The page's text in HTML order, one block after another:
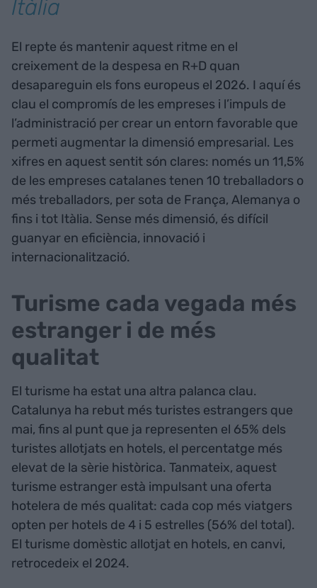
Itàlia
El repte és mantenir aquest ritme en el
creixement de la despesa en R+D quan
desapareguin els fons europeus el 2026. I aquí és
clau el compromís de les empreses i l’impuls de
l’administració per crear un entorn favorable que
permeti augmentar la dimensió empresarial. Les
xifres en aquest sentit són clares: només un 11,5%
de les empreses catalanes tenen 10 treballadors o
més treballadors, per sota de França, Alemanya o
fins i tot Itàlia. Sense més dimensió, és difícil
guanyar en eficiència, innovació i
internacionalització.
Turisme cada vegada més
estranger i de més
qualitat
El turisme ha estat una altra palanca clau.
Catalunya ha rebut més turistes estrangers que
mai, fins al punt que ja representen el 65% dels
turistes allotjats en hotels, el percentatge més
elevat de la sèrie històrica. Tanmateix, aquest
turisme estranger està impulsant una oferta
hotelera de més qualitat: cada cop més viatgers
opten per hotels de 4 i 5 estrelles (56% del total).
El turisme domèstic allotjat en hotels, en canvi,
retrocedeix el 2024.